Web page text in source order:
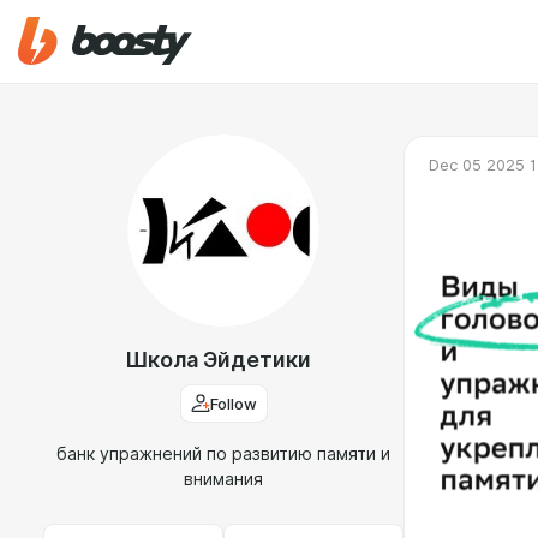
Школа Эйдетики
Follow
банк упражнений по развитию памяти и
внимания
Dec 05 2025